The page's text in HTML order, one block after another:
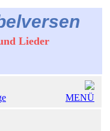
Lieder
MENÜ